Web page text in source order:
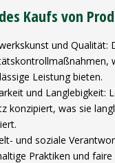
Kaufs von
und Qualität:
Leistung bieten.
und Langlebigkeit:
konzipiert, was sie
und soziale
Praktiken und